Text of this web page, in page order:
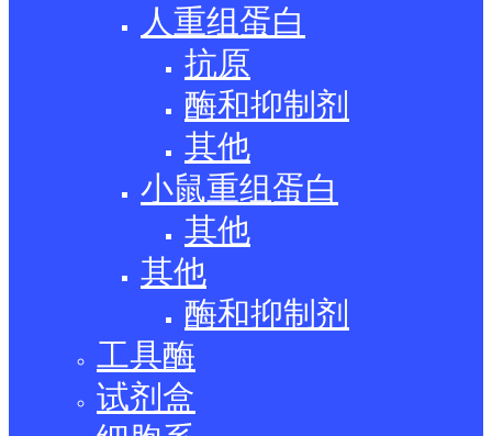
人重组蛋白
抗原
酶和抑制剂
其他
小鼠重组蛋白
其他
其他
酶和抑制剂
工具酶
试剂盒